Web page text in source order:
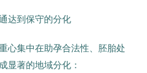
达到保守的分化
心集中在助孕合法性、胚胎处
显著的地域分化：